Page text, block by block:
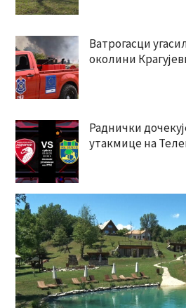
Ватрогасци
околини
Раднички
утакмице на